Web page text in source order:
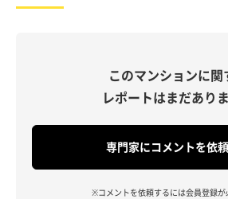
このマンションに関
レポートはまだあり
専門家にコメントを依
※コメントを依頼するには会員登録が